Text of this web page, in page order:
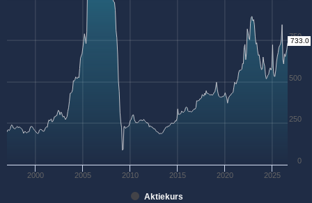
Aktiekurs
2000 2005 2010 2015 2020 2025
0
250
500
750
733.0